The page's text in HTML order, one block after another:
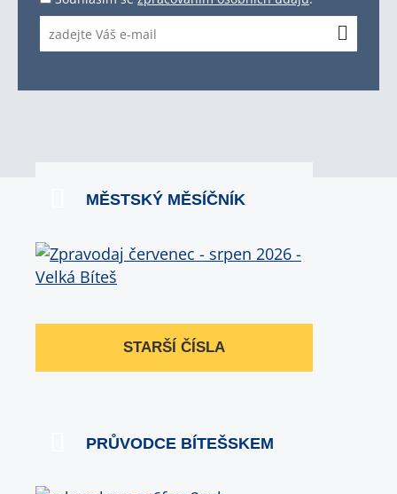
MĚSTSKÝ MĚSÍČNÍK
STARŠÍ ČÍSLA
PRŮVODCE BÍTEŠSKEM